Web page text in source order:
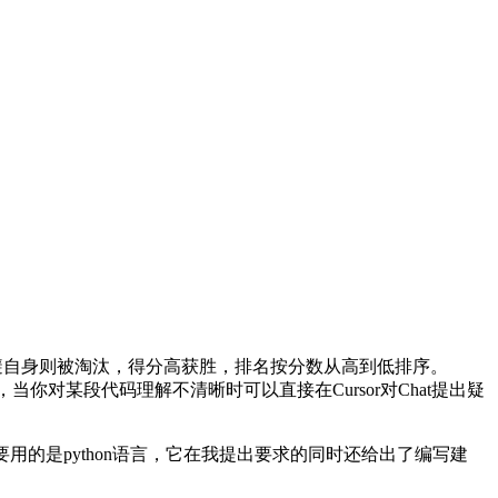
则被淘汰，得分高获胜，排名按分数从高到低排序。
你对某段代码理解不清晰时可以直接在Cursor对Chat提出疑
的是python语言，它在我提出要求的同时还给出了编写建